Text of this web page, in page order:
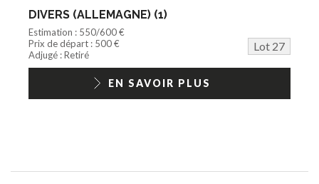
DIVERS (ALLEMAGNE) (1)
Estimation : 550/600 €
Prix de départ : 500 €
Lot 27
Adjugé : Retiré
EN SAVOIR PLUS